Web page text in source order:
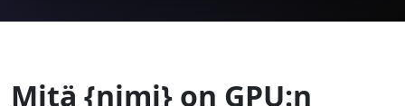
Mitä {nimi} on GPU:n